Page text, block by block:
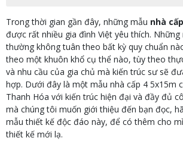
Trong thời gian gần đây, những mẫu nhà
được rất nhiều gia đình Việt yêu thích.
thường không tuân theo bất kỳ quy chuẩn
theo một khuôn khổ cụ thể nào, tùy theo
và nhu cầu của gia chủ mà kiến trúc sư sẽ
hợp. Dưới đây là một mẫu nhà cấp 4 5x15m
Thanh Hóa với kiến trúc hiện đại và đầy đủ
mà chúng tôi muốn giới thiệu đến bạn đọc,
mẫu thiết kế độc đáo này, để có thêm cho
thiết kế mới lạ.